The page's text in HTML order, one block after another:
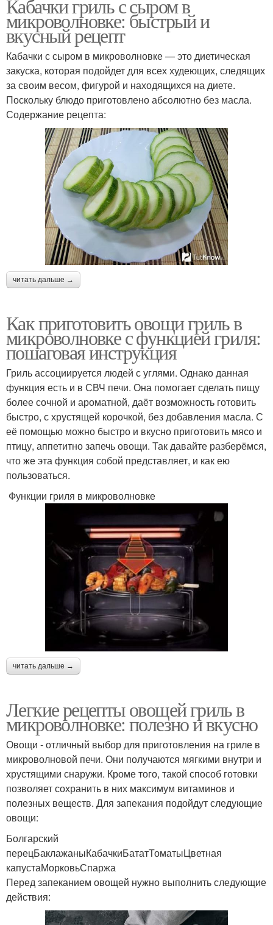
Кабачки гриль с сыром в
микроволновке: быстрый и
вкусный рецепт
Кабачки с сыром в микроволновке — это диетическая
закуска, которая подойдет для всех худеющих, следящих
за своим весом, фигурой и находящихся на диете.
Поскольку блюдо приготовлено абсолютно без масла.
Содержание рецепта:
читать дальше →
Как приготовить овощи гриль в
микроволновке с функцией гриля:
пошаговая инструкция
Гриль ассоциируется людей с углями. Однако данная
функция есть и в СВЧ печи. Она помогает сделать пищу
более сочной и ароматной, даёт возможность готовить
быстро, с хрустящей корочкой, без добавления масла. С
её помощью можно быстро и вкусно приготовить мясо и
птицу, аппетитно запечь овощи. Так давайте разберёмся,
что же эта функция собой представляет, и как ею
пользоваться.
Функции гриля в микроволновке
читать дальше →
Легкие рецепты овощей гриль в
микроволновке: полезно и вкусно
Овощи - отличный выбор для приготовления на гриле в
микроволновой печи. Они получаются мягкими внутри и
хрустящими снаружи. Кроме того, такой способ готовки
позволяет сохранить в них максимум витаминов и
полезных веществ. Для запекания подойдут следующие
овощи:
Болгарский
перецБаклажаныКабачкиБататТоматыЦветная
капустаМорковьСпаржа
Перед запеканием овощей нужно выполнить следующие
действия: